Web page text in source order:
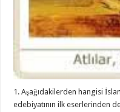
1. Aşağıdakilerden hangisi
edebiyatının ilk